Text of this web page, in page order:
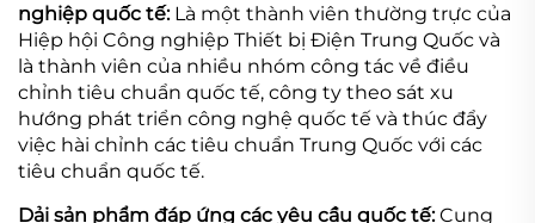
nghiệp quốc tế: Là một thành viên thường trực của
Hiệp hội Công nghiệp Thiết bị Điện Trung Quốc và
là thành viên của nhiều nhóm công tác về điều
chỉnh tiêu chuẩn quốc tế, công ty theo sát xu
hướng phát triển công nghệ quốc tế và thúc đẩy
việc hài chỉnh các tiêu chuẩn Trung Quốc với các
tiêu chuẩn quốc tế.
Dải sản phẩm đáp ứng các yêu cầu quốc tế:Cung